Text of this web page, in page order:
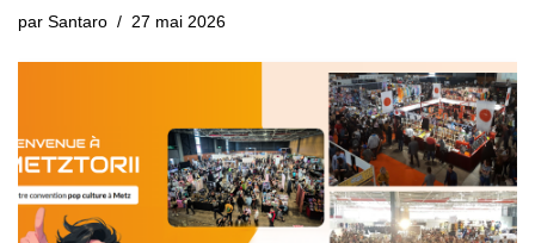
par Santaro 27 mai 2026